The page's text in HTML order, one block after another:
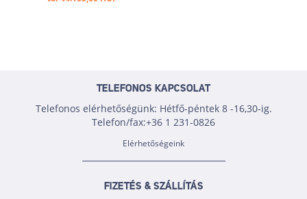
TELEFONOS KAPCSOLAT
Telefonos elérhetőségünk: Hétfő-péntek 8 -16,30-ig.
Telefon/fax:+36 1 231-0826
Elérhetőségeink
FIZETÉS & SZÁLLÍTÁS